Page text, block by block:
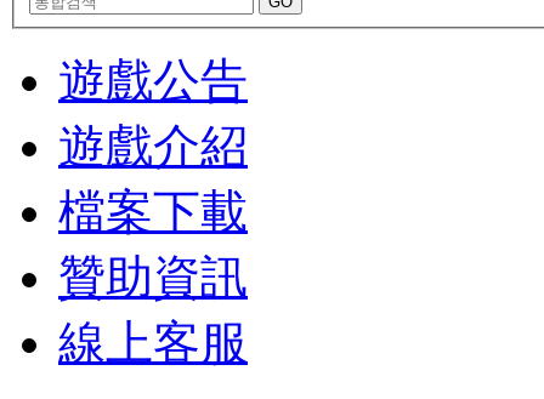
遊戲公告
遊戲介紹
檔案下載
贊助資訊
線上客服